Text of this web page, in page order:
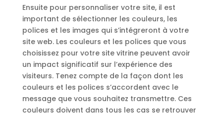
Ensuite pour personnaliser votre site, il est
important de sélectionner les couleurs, les
polices et les images qui s’intégreront à votre
site web. Les couleurs et les polices que vous
choisissez pour votre site vitrine peuvent avoir
un impact significatif sur l’expérience des
visiteurs. Tenez compte de la façon dont les
couleurs et les polices s’accordent avec le
message que vous souhaitez transmettre. Ces
couleurs doivent dans tous les cas se retrouver